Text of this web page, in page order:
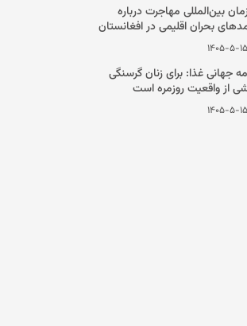
بین‌المللی مهاجرت درباره
بحران اقلیمی در افغانستان
داد
۱۴۰۵-۵-۱۵
جهانی غذا: برای زنان گرسنگی
از واقعیت روزمره است
۱۴۰۵-۵-۱۵